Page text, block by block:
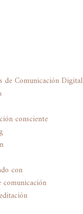
de Comunicación Digital
consciente
con
comunicación